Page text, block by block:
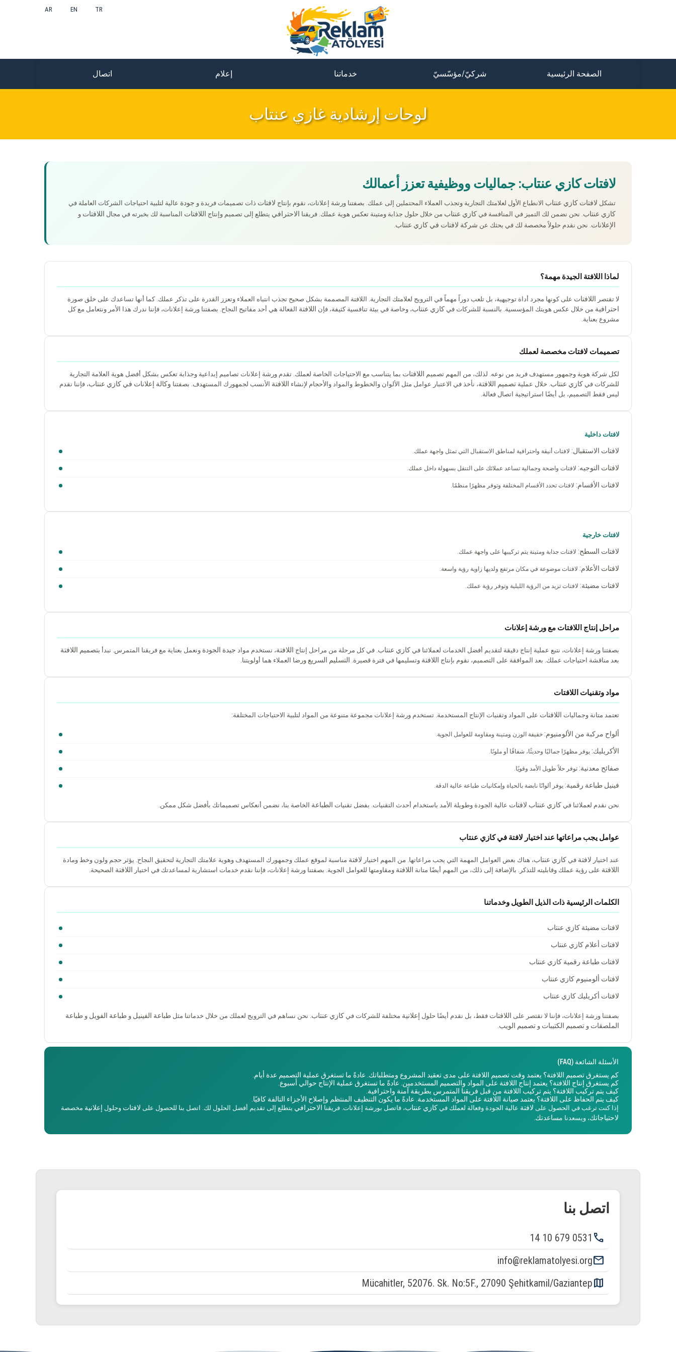
TR
EN
AR
الصفحة الرئيسية شركيّ/مؤسّسيّ خدماتنا إعلام اتصال
لوحات إرشادية غازي عنتاب
لافتات كازي عنتاب: جماليات ووظيفية تعزز أعمالك
تشكل لافتات كازي عنتاب الانطباع الأول لعلامتك التجارية وتجذب العملاء المحتملين إلى عملك. بصفتنا ورشة إعلانات، نقوم بإنتاج لافتات ذات تصميمات فريدة و جودة عالية لتلبية احتياجات الشركات العاملة في
كازي عنتاب . نحن نضمن لك التميز في المنافسة في كازي عنتاب من خلال حلول جذابة ومتينة تعكس هوية عملك. فريقنا الاحترافي يتطلع إلى تصميم وإنتاج اللافتات المناسبة لك بخبرته في مجال اللافتات و
الإعلانات . نحن نقدم حلولاً مخصصة لك في بحثك عن شركة لافتات في كازي عنتاب
لماذا اللافتة الجيدة مهمة؟
لا تقتصر اللافتات على كونها مجرد أداة توجيهية، بل تلعب دوراً مهماً في الترويج لعلامتك التجارية. اللافتة المصممة بشكل صحيح تجذب انتباه العملاء وتعزز القدرة على تذكر عملك. كما أنها تساعدك على خلق صورة
احترافية من خلال عكس هويتك المؤسسية. بالنسبة للشركات في كازي عنتاب، وخاصة في بيئة تنافسية كثيفة، فإن اللافتة الفعالة هي أحد مفاتيح النجاح. بصفتنا ورشة إعلانات، فإننا ندرك هذا الأمر ونتعامل مع كل
مشروع بعناية.
تصميمات لافتات مخصصة لعملك
لكل شركة هوية وجمهور مستهدف فريد من نوعه. لذلك، من المهم تصميم اللافتات بما يتناسب مع الاحتياجات الخاصة لعملك. تقدم ورشة إعلانات تصاميم إبداعية وجذابة تعكس بشكل أفضل هوية العلامة التجارية
للشركات في كازي عنتاب . خلال عملية تصميم اللافتة، نأخذ في الاعتبار عوامل مثل الألوان والخطوط والمواد والأحجام لإنشاء اللافتة الأنسب لجمهورك المستهدف. بصفتنا وكالة إعلانات في كازي عنتاب، فإننا نقدم
ليس فقط التصميم، بل أيضًا استراتيجية اتصال فعالة.
لافتات داخلية
لافتات الاستقبال: لافتات أنيقة واحترافية لمناطق الاستقبال التي تمثل واجهة عملك.
لافتات التوجيه: لافتات واضحة وجمالية تساعد عملائك على التنقل بسهولة داخل عملك.
لافتات الأقسام: لافتات تحدد الأقسام المختلفة وتوفر مظهرًا منظمًا.
لافتات خارجية
لافتات السطح: لافتات جذابة ومتينة يتم تركيبها على واجهة عملك.
لافتات الأعلام: لافتات موضوعة في مكان مرتفع ولديها زاوية رؤية واسعة.
لافتات مضيئة: لافتات تزيد من الرؤية الليلية وتوفر رؤية عملك.
مراحل إنتاج اللافتات مع ورشة إعلانات
بصفتنا ورشة إعلانات، نتبع عملية إنتاج دقيقة لتقديم أفضل الخدمات لعملائنا في كازي عنتاب . في كل مرحلة من مراحل إنتاج اللافتة، نستخدم مواد جيدة الجودة ونعمل بعناية مع فريقنا المتمرس. نبدأ بتصميم اللافتة
بعد مناقشة احتياجات عملك. بعد الموافقة على التصميم، نقوم بإنتاج اللافتة وتسليمها في فترة قصيرة. التسليم السريع ورضا العملاء هما أولويتنا.
مواد وتقنيات اللافتات
تعتمد متانة وجماليات اللافتات على المواد وتقنيات الإنتاج المستخدمة. تستخدم ورشة إعلانات مجموعة متنوعة من المواد لتلبية الاحتياجات المختلفة:
ألواح مركبة من الألومنيوم: خفيفة الوزن ومتينة ومقاومة للعوامل الجوية.
الأكريليك: يوفر مظهرًا جماليًا وحديثًا، شفافًا أو ملونًا.
صفائح معدنية: توفر حلاً طويل الأمد وقويًا.
فينيل طباعة رقمية: يوفر ألوانًا نابضة بالحياة وإمكانيات طباعة عالية الدقة.
نحن نقدم لعملائنا في كازي عنتاب لافتات عالية الجودة وطويلة الأمد باستخدام أحدث التقنيات. بفضل تقنيات الطباعة الخاصة بنا، نضمن أنعكاس تصميماتك بأفضل شكل ممكن.
عوامل يجب مراعاتها عند اختيار لافتة في كازي عنتاب
عند اختيار لافتة في كازي عنتاب، هناك بعض العوامل المهمة التي يجب مراعاتها. من المهم اختيار لافتة مناسبة لموقع عملك وجمهورك المستهدف وهوية علامتك التجارية لتحقيق النجاح. يؤثر حجم ولون وخط ومادة
اللافتة على رؤية عملك وقابليته للتذكر. بالإضافة إلى ذلك، من المهم أيضًا متانة اللافتة ومقاومتها للعوامل الجوية. بصفتنا ورشة إعلانات، فإننا نقدم خدمات استشارية لمساعدتك في اختيار اللافتة الصحيحة.
الكلمات الرئيسية ذات الذيل الطويل وخدماتنا
لافتات مضيئة كازي عنتاب
لافتات أعلام كازي عنتاب
لافتات طباعة رقمية كازي عنتاب
لافتات ألومنيوم كازي عنتاب
لافتات أكريليك كازي عنتاب
بصفتنا ورشة إعلانات، فإننا لا نقتصر على اللافتات فقط، بل نقدم أيضًا حلول إعلانية مختلفة للشركات في كازي عنتاب . نحن نساهم في الترويج لعملك من خلال خدماتنا مثل طباعة الفينيل و طباعة الفويل و طباعة
الملصقات و تصميم الكتيبات و تصميم الويب
الأسئلة الشائعة (FAQ)
كم يستغرق تصميم اللافتة؟ يعتمد وقت تصميم اللافتة على مدى تعقيد المشروع ومتطلباتك. عادةً ما تستغرق عملية التصميم عدة أيام.
كم يستغرق إنتاج اللافتة؟ يعتمد إنتاج اللافتة على المواد والتصميم المستخدمين. عادةً ما تستغرق عملية الإنتاج حوالي أسبوع.
كيف يتم تركيب اللافتة؟ يتم تركيب اللافتة من قبل فريقنا المتمرس بطريقة آمنة واحترافية.
كيف يتم الحفاظ على اللافتة؟ يعتمد صيانة اللافتة على المواد المستخدمة. عادةً ما يكون التنظيف المنتظم وإصلاح الأجزاء التالفة كافيًا.
إذا كنت ترغب في الحصول على لافتة عالية الجودة وفعالة لعملك في كازي عنتاب، فاتصل بورشة إعلانات. فريقنا الاحترافي يتطلع إلى تقديم أفضل الحلول لك. اتصل بنا للحصول على لافتات وحلول إعلانية مخصصة
لاحتياجاتك، ويسعدنا مساعدتك
اتصل بنا
phone
0531 679 10 14
email
info@reklamatolyesi.org
map
Mücahitler, 52076. Sk. No:5F., 27090 Şehitkamil/Gaziantep